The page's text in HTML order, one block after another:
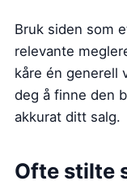
Bruk siden som
relevante
kåre én generell
deg å finne den
akkurat ditt salg.
Ofte stilte